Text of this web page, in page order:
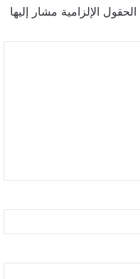
الحقول الإلزامية مشار إليها